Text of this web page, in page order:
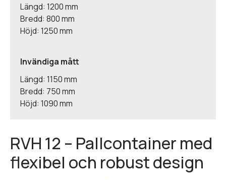
Längd: 1200 mm
Bredd: 800 mm
Höjd: 1250 mm
Invändiga mått
Längd: 1150 mm
Bredd: 750 mm
Höjd: 1090 mm
RVH 12 – Pallcontainer med
flexibel och robust design